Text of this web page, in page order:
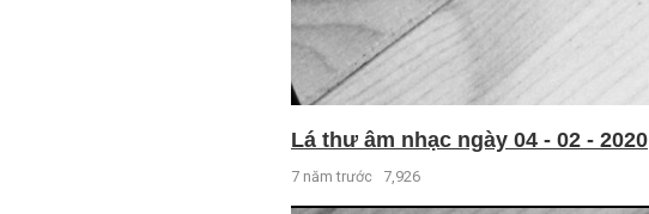
Lá thư âm nhạc ngày 04 - 02 - 2020
7 năm trước 7,926